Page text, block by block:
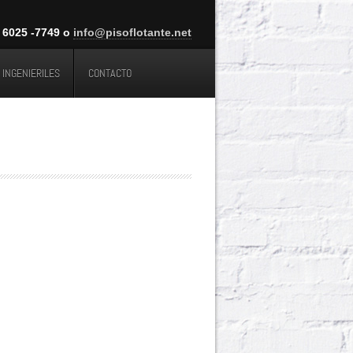
-7749 o info@pisoflotante.net
INGENIERILES CONTACTO